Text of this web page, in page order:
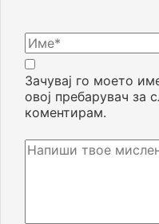
Зачувај го моето
овој пребарувач за
коментирам.